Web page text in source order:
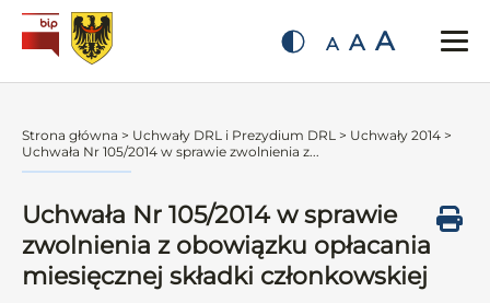
A A A
Strona główna > Uchwały DRL i Prezydium DRL > Uchwały 2014 >
Uchwała Nr 105/2014 w sprawie zwolnienia z...
Uchwała Nr 105/2014 w sprawie
zwolnienia z obowiązku opłacania
miesięcznej składki członkowskiej